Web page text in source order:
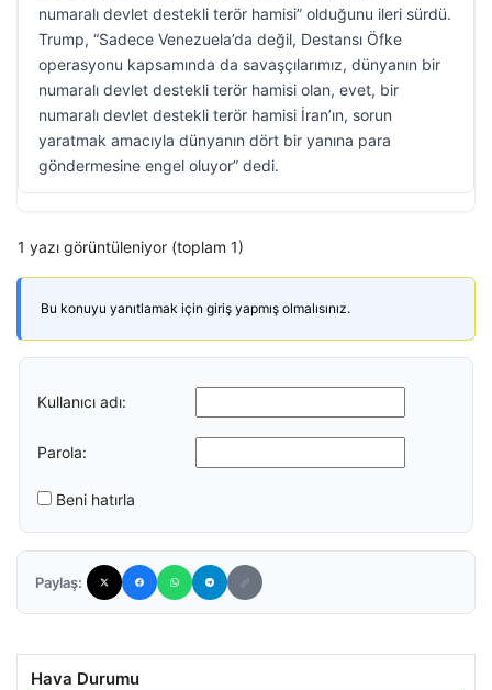
numaralı devlet destekli terör hamisi” olduğunu ileri sürdü.
Trump, “Sadece Venezuela’da değil, Destansı Öfke
operasyonu kapsamında da savaşçılarımız, dünyanın bir
numaralı devlet destekli terör hamisi olan, evet, bir
numaralı devlet destekli terör hamisi İran’ın, sorun
yaratmak amacıyla dünyanın dört bir yanına para
göndermesine engel oluyor” dedi.
1 yazı görüntüleniyor (toplam 1)
Bu konuyu yanıtlamak için giriş yapmış olmalısınız.
Kullanıcı adı:
Parola:
Beni hatırla
Paylaş:
Hava Durumu